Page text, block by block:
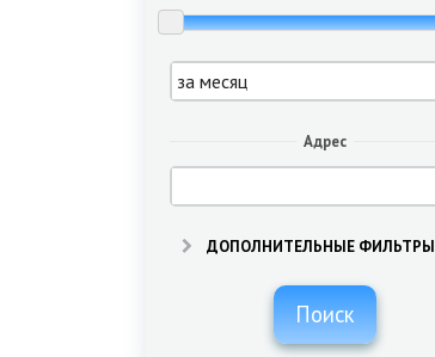
Адрес
ДОПОЛНИТЕЛЬНЫЕ ФИЛЬТРЫ
Поиск